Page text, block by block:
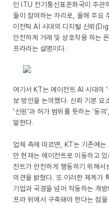
인 ITU 전기통신표준화국이 주관
들이 참여하는 자리로, 올해 주요
이전틱 AI 시대의 디지털 신뢰
안전하게 거래 및 상호작용 하는
프라라는 설명이다.
여기서 KT는 에이전트 AI 시대
보 방안을 논의했다. 신뢰 기본 요
‘신원’과 허가 범위를 뜻하는 ‘동
말한다.
업체 측에 따르면, KT는 기존에는
만 현재는 에이전트로 이동하고
전트가 안전하게 행동하기 위해
의견을 밝혔다. 또 이러한 체계가
기업과 국경을 넘어 작동하는 개
프라 위에서 구축돼야 한다는 점